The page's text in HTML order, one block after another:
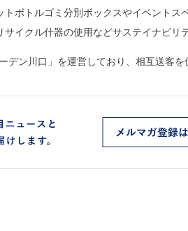
ボトルゴミ分別ボックスやイベントス
イクル什器の使用などサステイナビリ
ン川口」を運営しており、相互送客を